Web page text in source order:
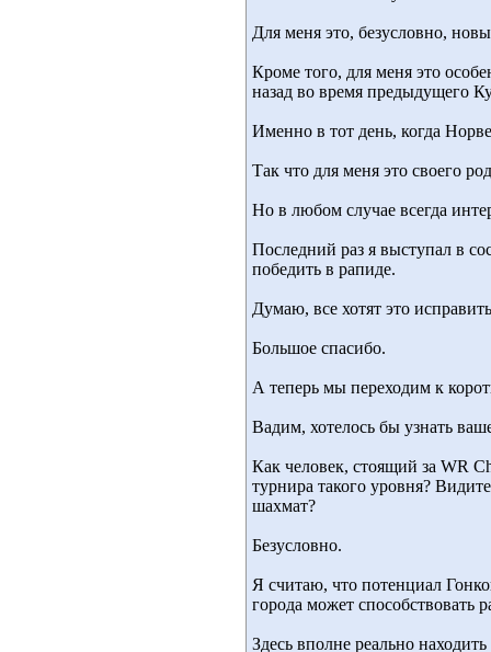
Для меня это, безусловно,
Кроме того, для меня это
назад во время предыдущего
Именно в тот день, когда
Так что для меня это своего
Но в любом случае всегда
Последний раз я выступал в
победить в рапиде.
Думаю, все хотят это
Большое спасибо.
А теперь мы переходим к
Вадим, хотелось бы узнать
Как человек, стоящий за WR
турнира такого уровня?
шахмат?
Безусловно.
Я считаю, что потенциал
города может способствовать
Здесь вполне реально